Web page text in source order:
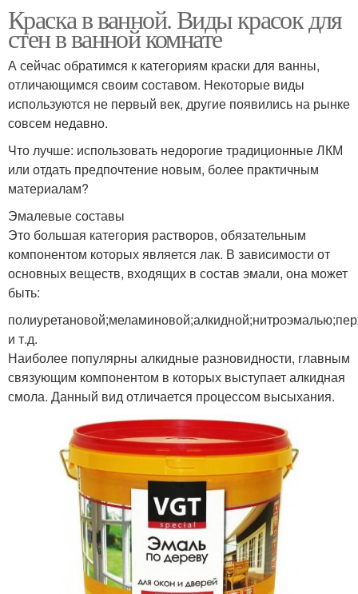
Краска в ванной. Виды красок для
стен в ванной комнате
А сейчас обратимся к категориям краски для ванны,
отличающимся своим составом. Некоторые виды
используются не первый век, другие появились на рынке
совсем недавно.
Что лучше: использовать недорогие традиционные ЛКМ
или отдать предпочтение новым, более практичным
материалам?
Эмалевые составы
Это большая категория растворов, обязательным
компонентом которых является лак. В зависимости от
основных веществ, входящих в состав эмали, она может
быть:
и т.д.
Наиболее популярны алкидные разновидности, главным
связующим компонентом в которых выступает алкидная
смола. Данный вид отличается процессом высыхания.